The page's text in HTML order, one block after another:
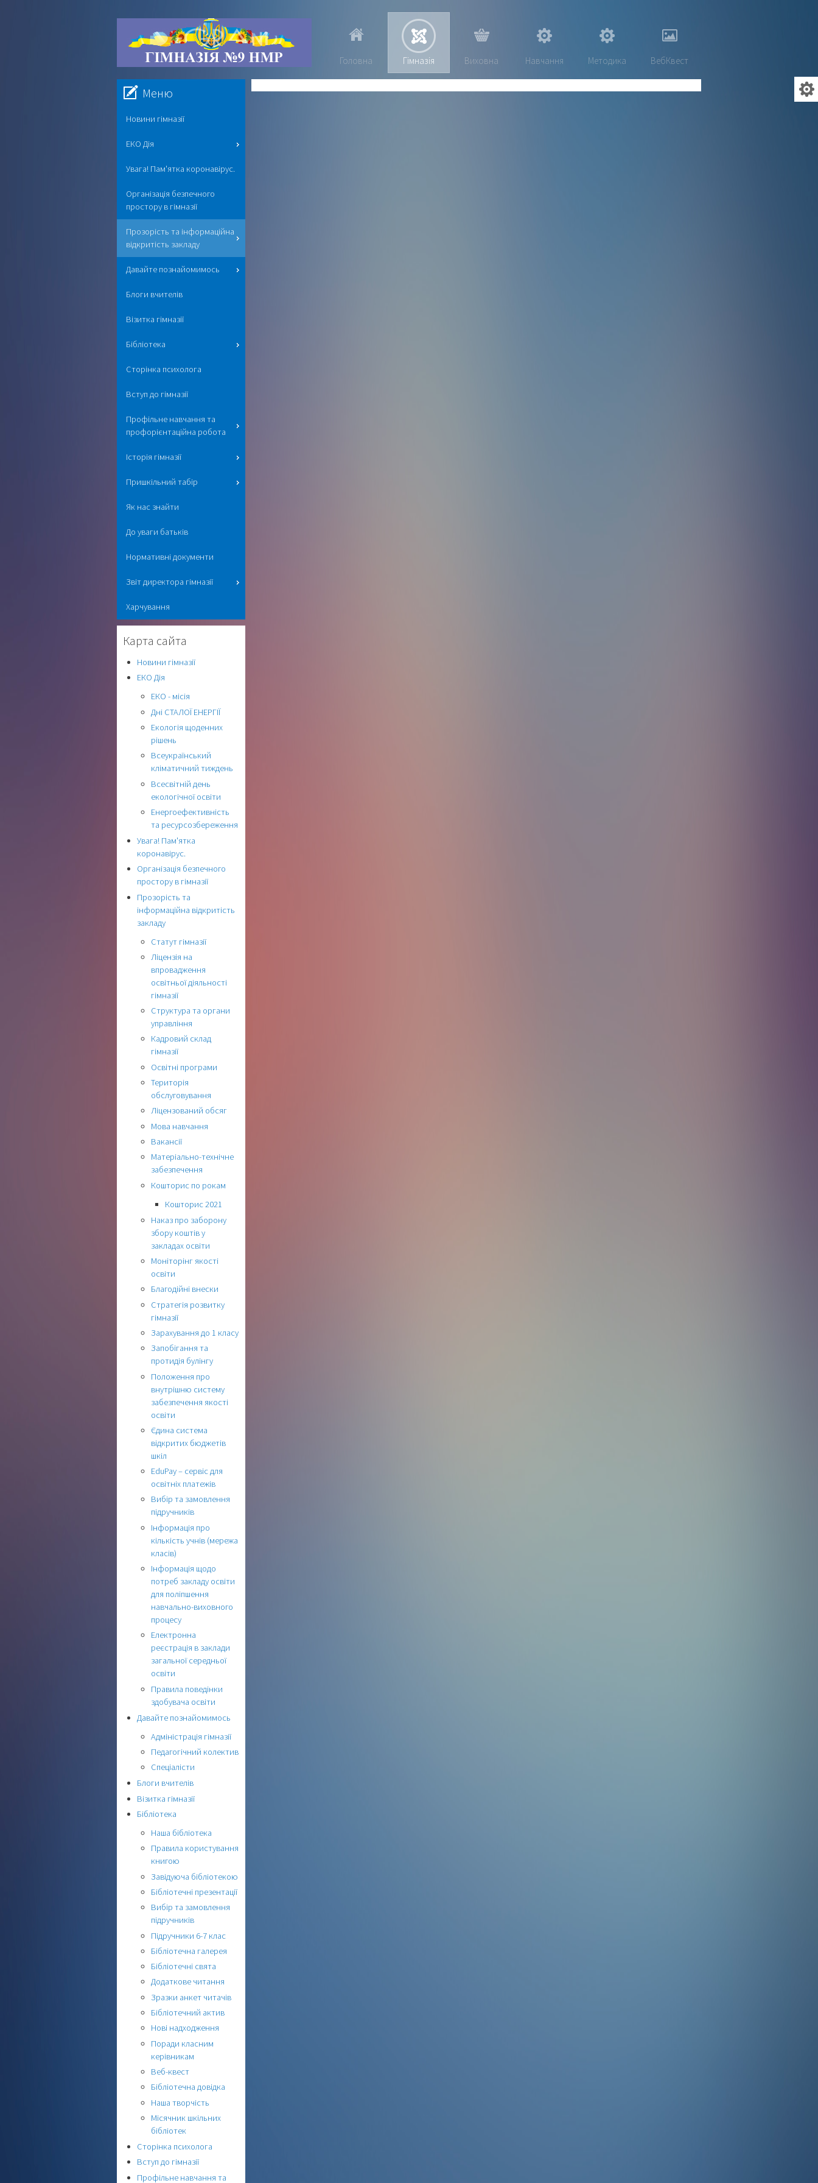
Головна Гімназія Виховна Навчання Методика ВебКвест
Меню
Новини гімназії
ЕКО Дія
Увага! Пам'ятка коронавірус.
Організація безпечного
простору в гімназії
Прозорість та інформаційна
відкритість закладу
Давайте познайомимось
Блоги вчителів
Візитка гімназії
Бібліотека
Сторінка психолога
Вступ до гімназії
Профільне навчання та
профорієнтаційна робота
Історія гімназії
Пришкільний табір
Як нас знайти
До уваги батьків
Нормативні документи
Звіт директора гімназії
Харчування
Карта сайта
Новини гімназії
ЕКО Дія
ЕКО - місія
Дні СТАЛОЇ ЕНЕРГІЇ
Екологія щоденних
рішень
Всеукраїнський
кліматичний тиждень
Всесвітній день
екологічної освіти
Енергоефективність
та ресурсозбереження
Увага! Пам'ятка
коронавірус.
Організація безпечного
простору в гімназії
Прозорість та
інформаційна відкритість
закладу
Статут гімназії
Ліцензія на
впровадження
освітньої діяльності
гімназії
Структура та органи
управління
Кадровий склад
гімназії
Освітні програми
Територія
обслуговування
Ліцензований обсяг
Мова навчання
Вакансії
Матеріально-технічне
забезпечення
Кошторис по рокам
Кошторис 2021
Наказ про заборону
збору коштів у
закладах освіти
Моніторінг якості
освіти
Благодійні внески
Стратегія розвитку
гімназії
Зарахування до 1 класу
Запобігання та
протидія булінгу
Положення про
внутрішню систему
забезпечення якості
освіти
Єдина система
відкритих бюджетів
шкіл
EduPay – сервіс для
освітніх платежів
Вибір та замовлення
підручників
Інформація про
кількість учнів (мережа
класів)
Інформація щодо
потреб закладу освіти
для поліпшення
навчально-виховного
процесу
Електронна
реєстрація в заклади
загальної середньої
освіти
Правила поведінки
здобувача освіти
Давайте познайомимось
Адміністрація гімназії
Педагогічний колектив
Спеціалісти
Блоги вчителів
Візитка гімназії
Бібліотека
Наша бібліотека
Правила користування
книгою
Завідуюча бібліотекою
Бібліотечні презентації
Вибір та замовлення
підручників
Підручники 6-7 клас
Бібліотечна галерея
Бібліотечні свята
Додаткове читання
Зразки анкет читачів
Бібліотечний актив
Нові надходження
Поради класним
керівникам
Веб-квест
Бібліотечна довідка
Наша творчість
Місячник шкільних
бібліотек
Сторінка психолога
Вступ до гімназії
Профільне навчання та